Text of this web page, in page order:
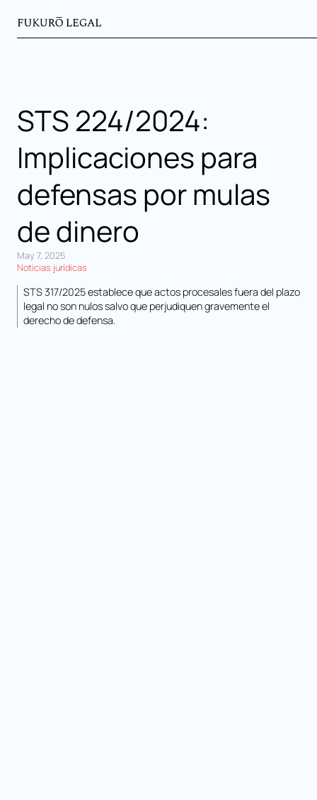
STS 224/2024:
Implicaciones para
defensas por mulas
de dinero
May 7, 2025
Noticias jurídicas
STS 317/2025 establece que actos procesales fuera del plazo
legal no son nulos salvo que perjudiquen gravemente el
derecho de defensa.